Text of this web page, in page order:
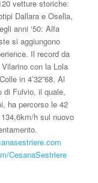
vetture storiche:
Dallara e Osella,
anni ‘50: Alfa
si aggiungono
Il record da
con la Lola
in 4’32”68. Al
di Fulvio, il quale,
ha percorso le 42
134,6km/h sul nuovo
CesanaSestriere